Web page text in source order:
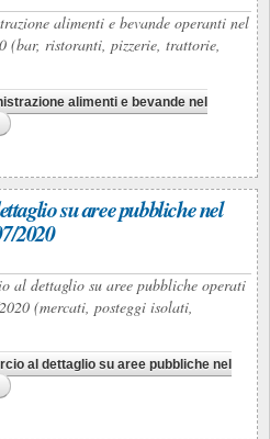
alimenti e bevande operanti nel
(bar, ristoranti, pizzerie, trattorie,
alimenti e bevande nel
su aree pubbliche nel
2020
al dettaglio su aree pubbliche operati
(mercati, posteggi isolati,
al dettaglio su aree pubbliche nel